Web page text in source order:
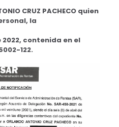
CRUZ PACHECO quien
la
contenida en el
122.